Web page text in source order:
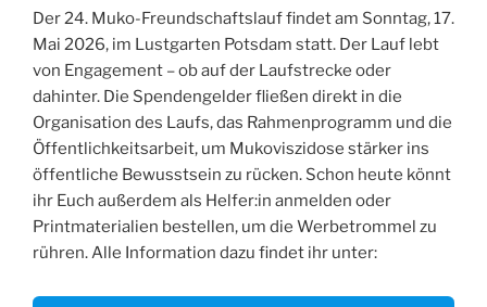
Der 24. Muko-Freundschaftslauf findet am Sonntag, 17.
Mai 2026, im Lustgarten Potsdam statt. Der Lauf lebt
von Engagement – ob auf der Laufstrecke oder
dahinter. Die Spendengelder fließen direkt in die
Organisation des Laufs, das Rahmenprogramm und die
Öffentlichkeitsarbeit, um Mukoviszidose stärker ins
öffentliche Bewusstsein zu rücken. Schon heute könnt
ihr Euch außerdem als Helfer:in anmelden oder
Printmaterialien bestellen, um die Werbetrommel zu
rühren. Alle Information dazu findet ihr unter: